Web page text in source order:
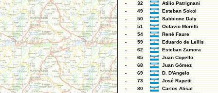
-
32
Atilio Patrignani
-
49
Esteban Sokol
-
50
Sabbione Daly
-
51
Octavio Moretti
-
54
René Faure
-
59
Eduardo de Lellis
-
62
Esteban Zamora
-
65
Juan Copello
-
68
Juan Gómez
-
69
D. D'Angelo
-
73
José Rapetti
-
80
Carlos Alisal